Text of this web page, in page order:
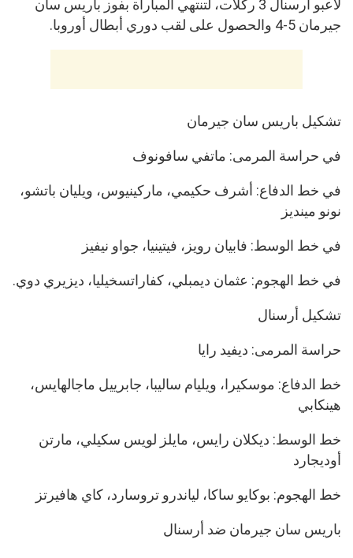
لاعبو أرسنال 3 ركلات، لتنتهي المباراة بفوز باريس سان
جيرمان 5-4 والحصول على لقب دوري أبطال أوروبا.
تشكيل باريس سان جيرمان
في حراسة المرمى: ماتفي سافونوف
في خط الدفاع: أشرف حكيمي، ماركينيوس، ويليان باتشو،
نونو مينديز
في خط الوسط: فابيان رويز، فيتينيا، جواو نيفيز
في خط الهجوم: عثمان ديمبلي، كفاراتسخيليا، ديزيري دوي.
تشكيل أرسنال
حراسة المرمى: ديفيد رايا
خط الدفاع: موسكيرا، ويليام ساليبا، جابرييل ماجالهايس،
هينكابي
خط الوسط: ديكلان رايس، مايلز لويس سكيلي، مارتن
أوديجارد
خط الهجوم: بوكايو ساكا، لياندرو تروسارد، كاي هافيرتز
باريس سان جيرمان ضد أرسنال